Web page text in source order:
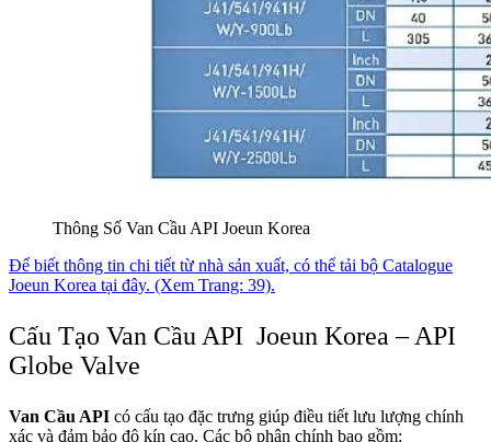
Thông Số Van Cầu API Joeun Korea
Để biết thông tin chi tiết từ nhà sản xuất, có thể tải bộ Catalogue
Joeun Korea tại đây. (Xem Trang: 39).
Cấu Tạo Van Cầu API Joeun Korea – API
Globe Valve
Van Cầu API có cấu tạo đặc trưng giúp điều tiết lưu lượng chính
xác và đảm bảo độ kín cao. Các bộ phận chính bao gồm: